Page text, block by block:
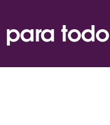
para